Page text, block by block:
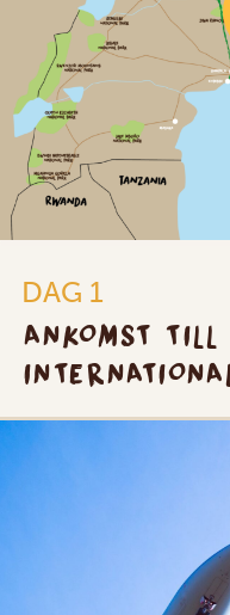
DAG 1
ANKOMST